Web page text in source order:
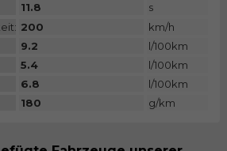
11.8
s
200
km/h
9.2
l/100km
5.4
l/100km
6.8
l/100km
180 g/km